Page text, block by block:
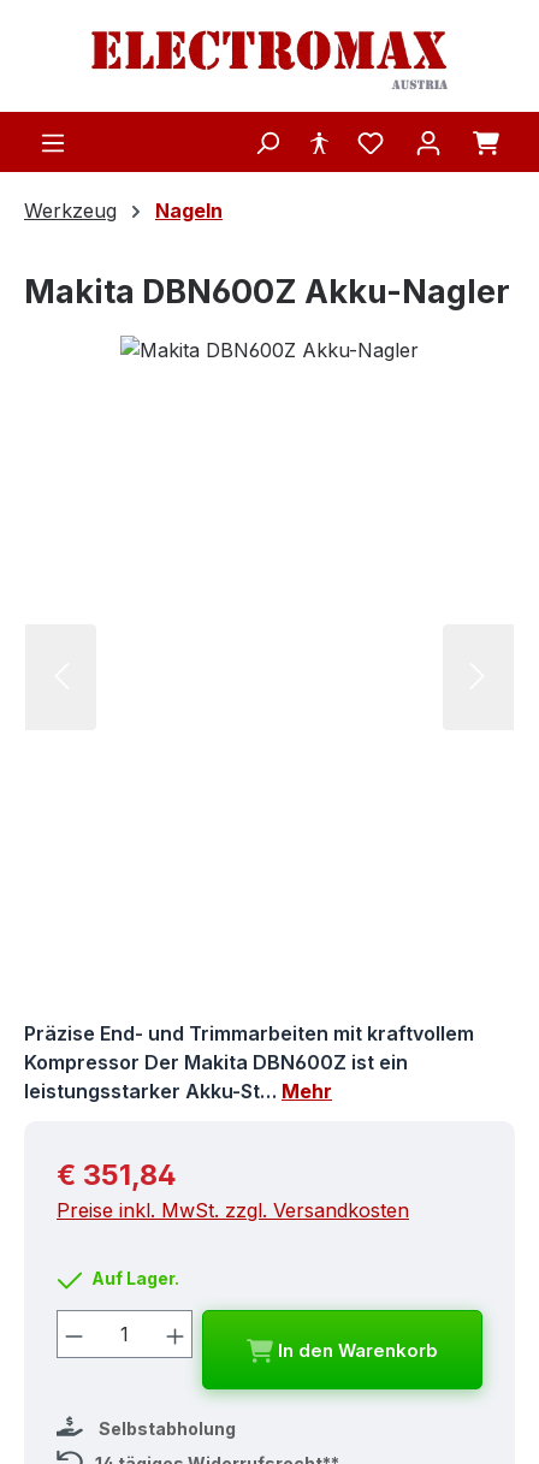
Zum Hauptinhalt springen
Werkzeug Nageln
Makita DBN600Z Akku-Nagler
Bildergalerie überspringen
Präzise End- und Trimmarbeiten mit kraftvollem
Kompressor Der Makita DBN600Z ist ein
leistungsstarker Akku-St… Mehr
Regulärer Preis:
€ 351,84
Preise inkl. MwSt. zzgl. Versandkosten
Auf Lager.
Produkt Anzahl: Gib den
In den Warenkorb
Selbstabholung